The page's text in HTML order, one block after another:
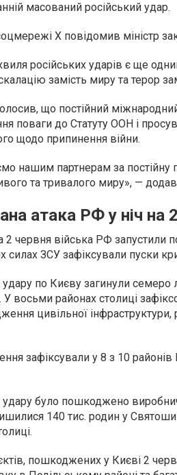
масований російський удар.
X повідомив міністр
російських ударів є ще
замість миру та терор
що постійний
поваги до Статуту ООН і
щодо припинення війни.
нашим партнерам за постійну
та тривалого миру», —
атака РФ у ніч на
2 червня війська РФ запустили
силах ЗСУ зафіксували пуски
удару по Києву загинули
У восьми районах столиці
цивільної
зафіксували у 8 з 10
удару було пошкоджено
140 тис. родин у
пошкоджених у Києві 2